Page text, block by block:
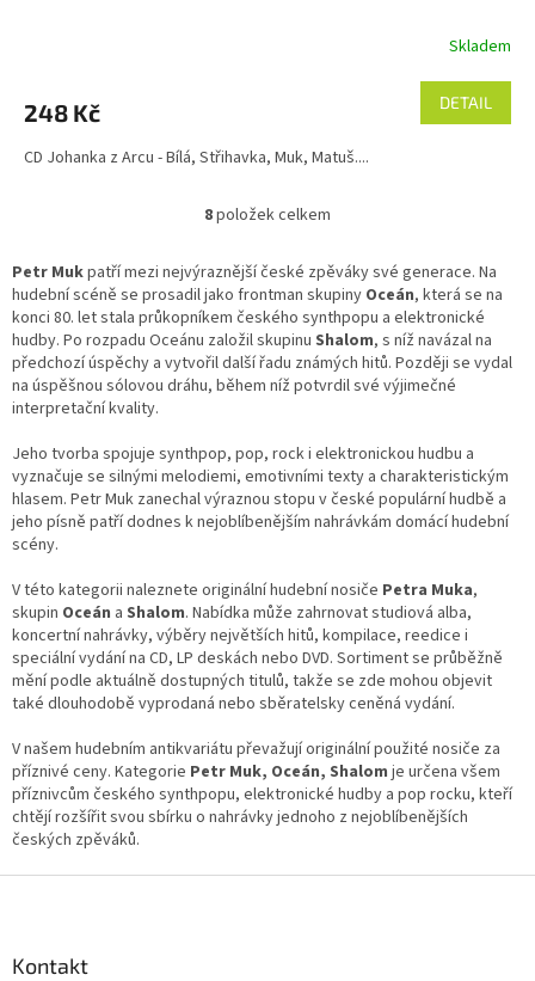
Skladem
248 Kč DETAIL
CD Johanka z Arcu - Bílá, Střihavka, Muk, Matuš....
O
l
á
d
a
c
í
v
k
y
v
i
s
u
8položek celkem
Petr Mukpatří mezi nejvýraznější české zpěváky své generace. Na
hudební scéně se prosadil jako frontman skupiny Oceán, která se na
konci 80. let stala průkopníkem českého synthpopu a elektronické
hudby. Po rozpadu Oceánu založil skupinu Shalom, s níž navázal na
předchozí úspěchy a vytvořil další řadu známých hitů. Později se vydal
na úspěšnou sólovou dráhu, během níž potvrdil své výjimečné
interpretační kvality.
Jeho tvorba spojuje synthpop, pop, rock i elektronickou hudbu a
vyznačuje se silnými melodiemi, emotivními texty a charakteristickým
hlasem. Petr Muk zanechal výraznou stopu v české populární hudbě a
jeho písně patří dodnes k nejoblíbenějším nahrávkám domácí hudební
scény.
V této kategorii naleznete originální hudební nosiče Petra Muka,
skupin Oceán a Shalom. Nabídka může zahrnovat studiová alba,
koncertní nahrávky, výběry největších hitů, kompilace, reedice i
speciální vydání na CD, LP deskách nebo DVD. Sortiment se průběžně
mění podle aktuálně dostupných titulů, takže se zde mohou objevit
také dlouhodobě vyprodaná nebo sběratelsky ceněná vydání.
V našem hudebním antikvariátu převažují originální použité nosiče za
příznivé ceny. Kategorie Petr Muk, Oceán, Shalom je určena všem
příznivcům českého synthpopu, elektronické hudby a pop rocku, kteří
chtějí rozšířit svou sbírku o nahrávky jednoho z nejoblíbenějších
českých zpěváků.
Kontakt